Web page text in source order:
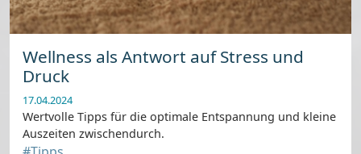
Wellness als Antwort auf Stress und
Druck
17.04.2024
Wertvolle Tipps für die optimale Entspannung und kleine
Auszeiten zwischendurch.